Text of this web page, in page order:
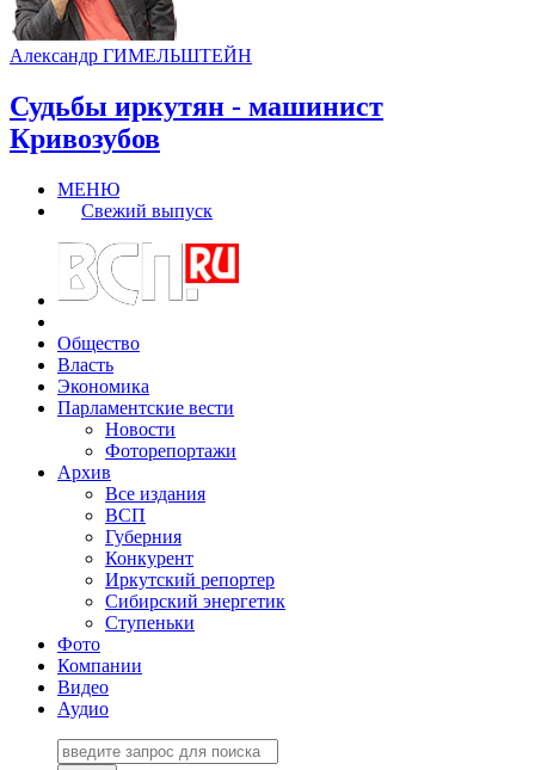
Александр ГИМЕЛЬШТЕЙН
Судьбы иркутян - машинист
Кривозубов
МЕНЮ
Свежий выпуск
Общество
Власть
Экономика
Парламентские вести
Новости
Фоторепортажи
Архив
Все издания
ВСП
Губерния
Конкурент
Иркутский репортер
Сибирский энергетик
Ступеньки
Фото
Компании
Видео
Аудио